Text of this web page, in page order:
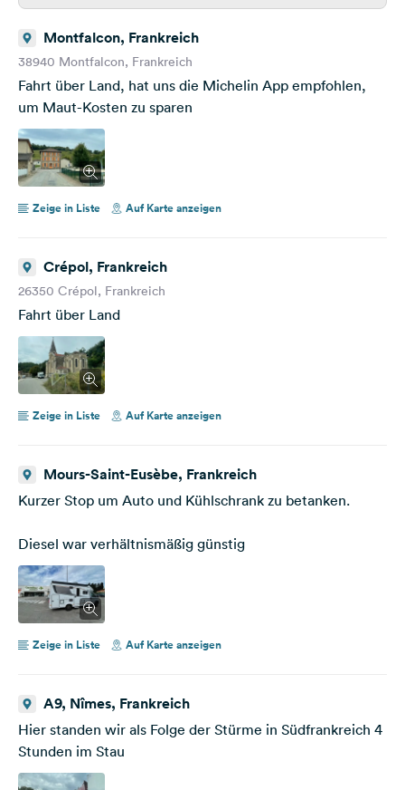
Montfalcon, Frankreich
38940 Montfalcon, Frankreich
Fahrt über Land, hat uns die Michelin App empfohlen,
um Maut-Kosten zu sparen
Zeige in Liste Auf Karte anzeigen
Crépol, Frankreich
26350 Crépol, Frankreich
Fahrt über Land
Zeige in Liste Auf Karte anzeigen
Mours-Saint-Eusèbe, Frankreich
Kurzer Stop um Auto und Kühlschrank zu betanken.
Diesel war verhältnismäßig günstig
Zeige in Liste Auf Karte anzeigen
A9, Nîmes, Frankreich
Hier standen wir als Folge der Stürme in Südfrankreich 4
Stunden im Stau